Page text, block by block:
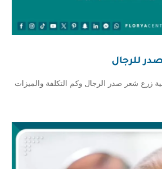
للرجال
زرع شعر صدر الرجال وكم التكلفة والميزات